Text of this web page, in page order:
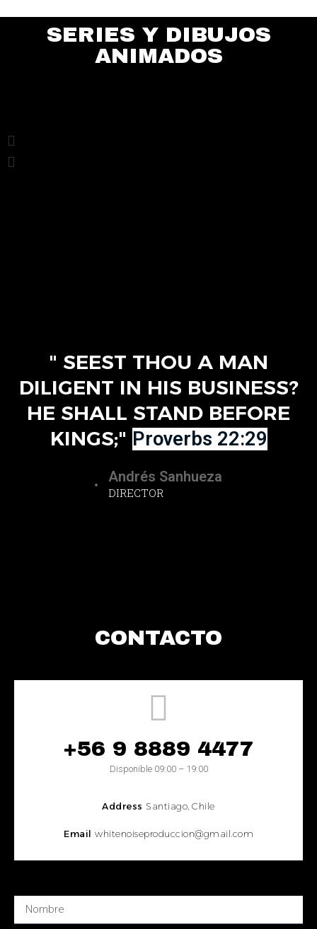
SERIES Y DIBUJOS
ANIMADOS
" SEEST THOU A MAN
DILIGENT IN HIS BUSINESS?
HE SHALL STAND BEFORE
KINGS;" Proverbs 22:29
Andrés Sanhueza
DIRECTOR
CONTACTO
+56 9 8889 4477
Disponible 09:00 – 19:00
Address Santiago, Chile
Email whitenoiseproduccion@gmail.com